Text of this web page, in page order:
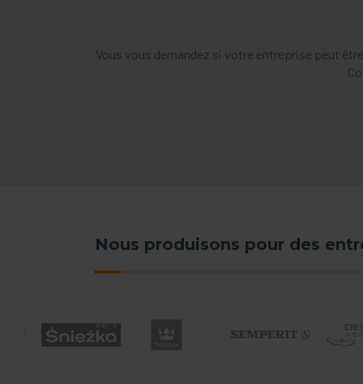
Vous vous demandez si votre entreprise peut
Nous produisons pour des